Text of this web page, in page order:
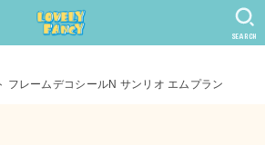
SEARCH
フレームデコシールN サンリオ エムプラン